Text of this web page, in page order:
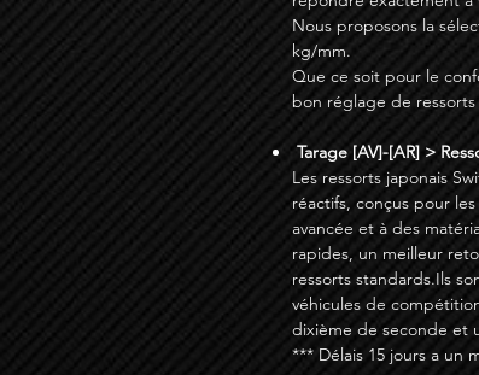
Nous proposons la
kg/mm.
Que ce soit pour le
bon réglage de
Tarage [AV]-[AR] >
Les ressorts japonais
réactifs, conçus pour
avancée et à des
rapides, un meilleur
ressorts standards.Ils
véhicules de
dixième de seconde et
*** Délais 15 jours a un